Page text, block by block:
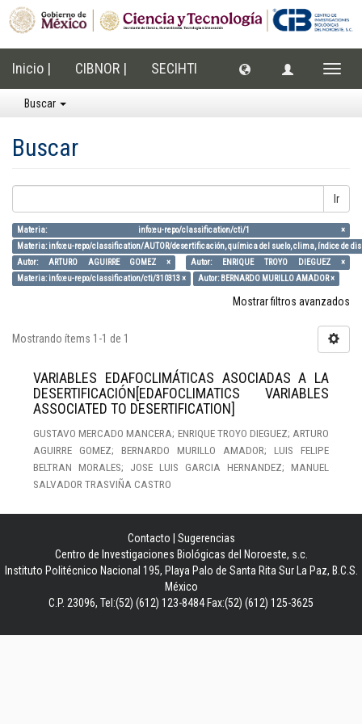
Inicio | CIBNOR | SECIHTI
Buscar
Buscar
Ir
Materia: info:eu-repo/classification/cti/1 ×
Materia: info:eu-repo/classification/AUTOR/desertificación, química del suelo, clima, índice de
Autor: ARTURO AGUIRRE GOMEZ ×
Autor: ENRIQUE TROYO DIEGUEZ ×
Materia: info:eu-repo/classification/cti/310313 ×
Autor: BERNARDO MURILLO AMADOR ×
Mostrar filtros avanzados
Mostrando ítems 1-1 de 1
VARIABLES EDAFOCLIMÁTICAS ASOCIADAS A LA
DESERTIFICACIÓN[EDAFOCLIMATICS VARIABLES
ASSOCIATED TO DESERTIFICATION]
GUSTAVO MERCADO MANCERA; ENRIQUE TROYO DIEGUEZ; ARTURO
AGUIRRE GOMEZ; BERNARDO MURILLO AMADOR; LUIS FELIPE
BELTRAN MORALES; JOSE LUIS GARCIA HERNANDEZ; MANUEL
SALVADOR TRASVIÑA CASTRO
Contacto
Sugerencias
Centro de Investigaciones Biológicas del Noroeste, s.c.
Instituto Politécnico Nacional 195, Playa Palo de Santa Rita Sur La Paz, B.C.S.
México
C.P. 23096, Tel:(52) (612) 123-8484 Fax:(52) (612) 125-3625